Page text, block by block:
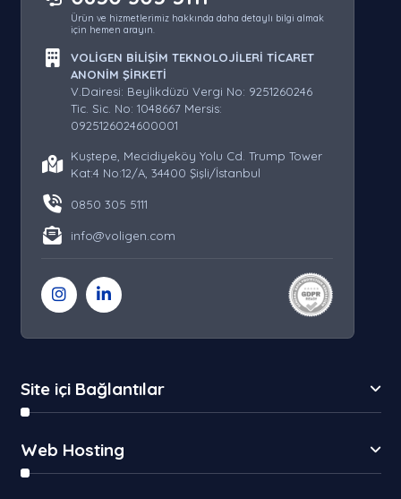
Ürün ve hizmetlerimiz hakkında daha detaylı bilgi almak
için hemen arayın.
VOLİGEN BİLİŞİM TEKNOLOJİLERİ TİCARET
ANONİM ŞİRKETİ
V.Dairesi: Beylikdüzü Vergi No: 9251260246
Tic. Sic. No: 1048667 Mersis:
0925126024600001
Kuştepe, Mecidiyeköy Yolu Cd. Trump Tower
Kat:4 No:12/A, 34400 Şişli/İstanbul
0850 305 5111
info@voligen.com
Site içi Bağlantılar
Web Hosting